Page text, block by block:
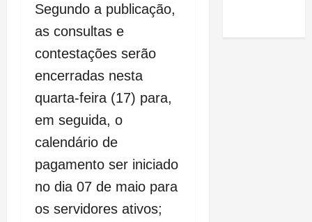
Segundo a publicação,
as consultas e
contestações serão
encerradas nesta
quarta-feira (17) para,
em seguida, o
calendário de
pagamento ser iniciado
no dia 07 de maio para
os servidores ativos;